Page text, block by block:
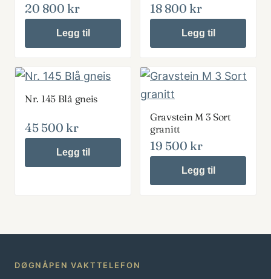
20 800 kr
Legg til
18 800 kr
Legg til
Nr. 145 Blå gneis
45 500 kr
Legg til
Gravstein M 3 Sort
granitt
19 500 kr
Legg til
DØGNÅPEN VAKTTELEFON